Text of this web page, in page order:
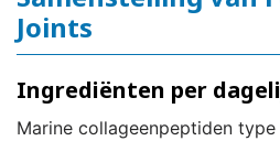
Joints
Ingrediënten per
Marine collageenpeptiden